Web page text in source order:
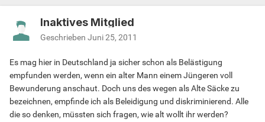
Inaktives Mitglied
Geschrieben Juni 25, 2011
Es mag hier in Deutschland ja sicher schon als Belästigung
empfunden werden, wenn ein alter Mann einem Jüngeren voll
Bewunderung anschaut. Doch uns des wegen als Alte Säcke zu
bezeichnen, empfinde ich als Beleidigung und diskriminierend. Alle
die so denken, müssten sich fragen, wie alt wollt ihr werden?